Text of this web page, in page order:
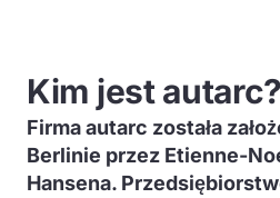
Kim jest autarc?
Firma autarc została
Berlinie przez Etienne-
Hansena.